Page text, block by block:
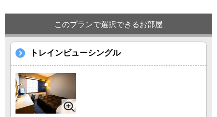
このプランで選択できるお部屋
トレインビューシングル